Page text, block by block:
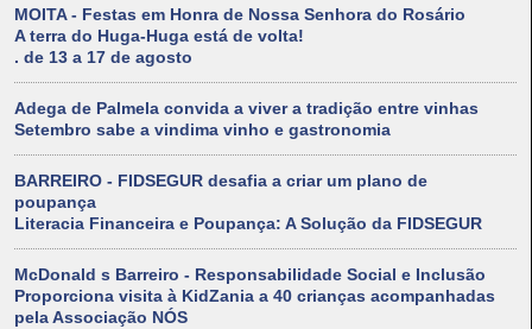
MOITA - Festas em Honra de Nossa Senhora do Rosário
A terra do Huga-Huga está de volta!
. de 13 a 17 de agosto
Adega de Palmela convida a viver a tradição entre vinhas
Setembro sabe a vindima vinho e gastronomia
BARREIRO - FIDSEGUR desafia a criar um plano de
poupança
Literacia Financeira e Poupança: A Solução da FIDSEGUR
McDonald s Barreiro - Responsabilidade Social e Inclusão
Proporciona visita à KidZania a 40 crianças acompanhadas
pela Associação NÓS